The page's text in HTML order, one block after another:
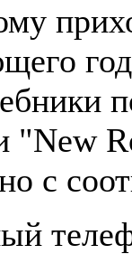
"New
с